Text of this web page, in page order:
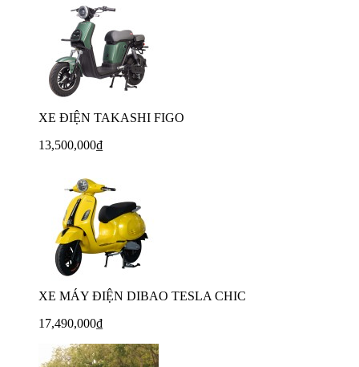
XE ĐIỆN TAKASHI FIGO
13,500,000₫
XE MÁY ĐIỆN DIBAO TESLA CHIC
17,490,000₫